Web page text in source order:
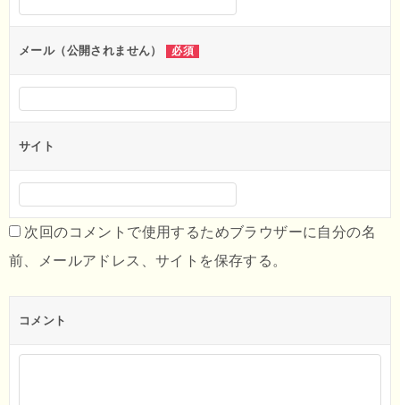
ョ
メール（公開されません） 必須
サイト
次回のコメントで使用するためブラウザーに自分の名
前、メールアドレス、サイトを保存する。
コメント